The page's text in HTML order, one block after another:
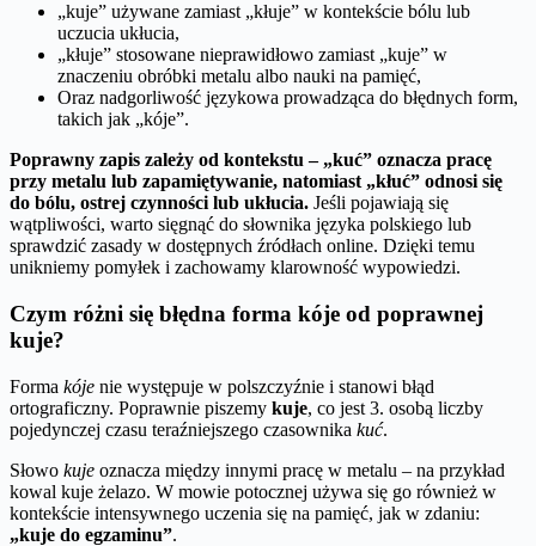
„kuje” używane zamiast „kłuje” w kontekście bólu lub
uczucia ukłucia,
„kłuje” stosowane nieprawidłowo zamiast „kuje” w
znaczeniu obróbki metalu albo nauki na pamięć,
Oraz nadgorliwość językowa prowadząca do błędnych form,
takich jak „kóje”.
Poprawny zapis zależy od kontekstu – „kuć” oznacza pracę
przy metalu lub zapamiętywanie, natomiast „kłuć” odnosi się
do bólu, ostrej czynności lub ukłucia. Jeśli pojawiają się
wątpliwości, warto sięgnąć do słownika języka polskiego lub
sprawdzić zasady w dostępnych źródłach online. Dzięki temu
unikniemy pomyłek i zachowamy klarowność wypowiedzi.
Czym różni się błędna forma kóje od poprawnej
kuje?
Forma kóje nie występuje w polszczyźnie i stanowi błąd
ortograficzny. Poprawnie piszemy kuje, co jest 3. osobą liczby
pojedynczej czasu teraźniejszego czasownika kuć.
Słowo kuje oznacza między innymi pracę w metalu – na przykład
kowal kuje żelazo. W mowie potocznej używa się go również w
kontekście intensywnego uczenia się na pamięć, jak w zdaniu:
„kuje do egzaminu”.